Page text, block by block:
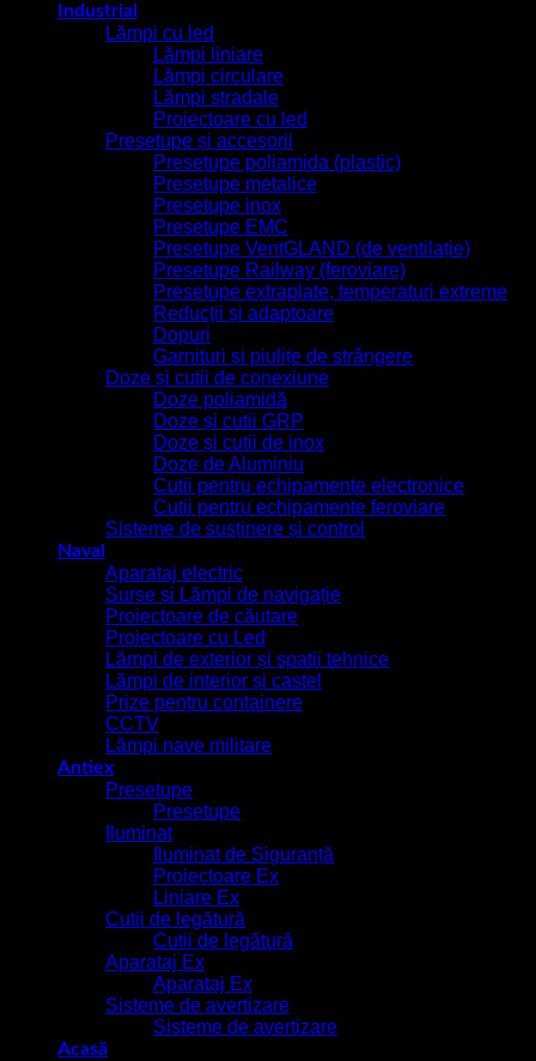
Industrial
Lămpi cu led
Lămpi liniare
Lămpi circulare
Lămpi stradale
Proiectoare cu led
Presetupe și accesorii
Presetupe poliamida (plastic)
Presetupe metalice
Presetupe inox
Presetupe EMC
Presetupe VentGLAND (de ventilație)
Presetupe Railway (feroviare)
Presetupe extraplate, temperaturi extreme
Reducții și adaptoare
Dopuri
Garnituri și piulițe de strângere
Doze și cutii de conexiune
Doze poliamidă
Doze și cutii GRP
Doze și cutii de inox
Doze de Aluminiu
Cutii pentru echipamente electronice
Cutii pentru echipamente feroviare
Sisteme de susținere și control
Naval
Aparataj electric
Surse și Lămpi de navigație
Proiectoare de căutare
Proiectoare cu Led
Lămpi de exterior și spatii tehnice
Lămpi de interior și castel
Prize pentru containere
CCTV
Lămpi nave militare
Antiex
Presetupe
Presetupe
Iluminat
Iluminat de Siguranță
Proiectoare Ex
Liniare Ex
Cutii de legătură
Cutii de legătură
Aparataj Ex
Aparataj Ex
Sisteme de avertizare
Sisteme de avertizare
Acasă